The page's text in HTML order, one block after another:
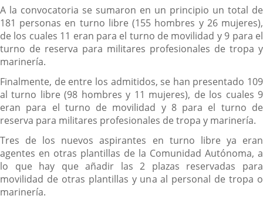
A la convocatoria se sumaron en un principio un total de
181 personas en turno libre (155 hombres y 26 mujeres),
de los cuales 11 eran para el turno de movilidad y 9 para el
turno de reserva para militares profesionales de tropa y
marinería.
Finalmente, de entre los admitidos, se han presentado 109
al turno libre (98 hombres y 11 mujeres), de los cuales 9
eran para el turno de movilidad y 8 para el turno de
reserva para militares profesionales de tropa y marinería.
Tres de los nuevos aspirantes en turno libre ya eran
agentes en otras plantillas de la Comunidad Autónoma, a
lo que hay que añadir las 2 plazas reservadas para
movilidad de otras plantillas y una al personal de tropa o
marinería.